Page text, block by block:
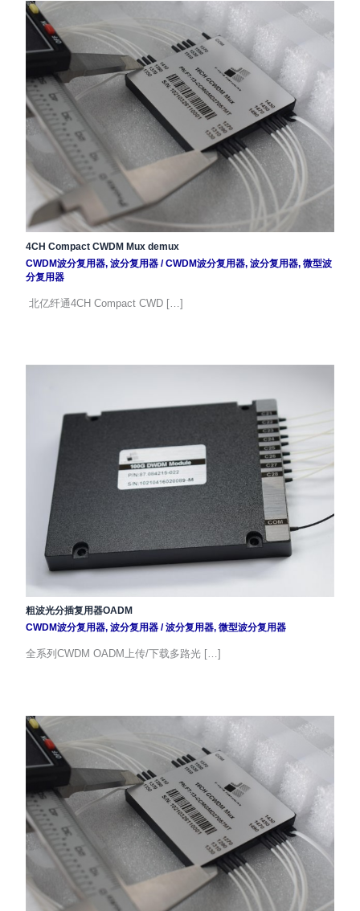
4CH Compact CWDM Mux demux
CWDM波分复用器, 波分复用器/CWDM波分复用器, 波分复用器, 微型波
分复用器
北亿纤通4CH Compact CWD […]
粗波光分插复用器OADM
CWDM波分复用器, 波分复用器/波分复用器, 微型波分复用器
全系列CWDM OADM上传/下载多路光 […]